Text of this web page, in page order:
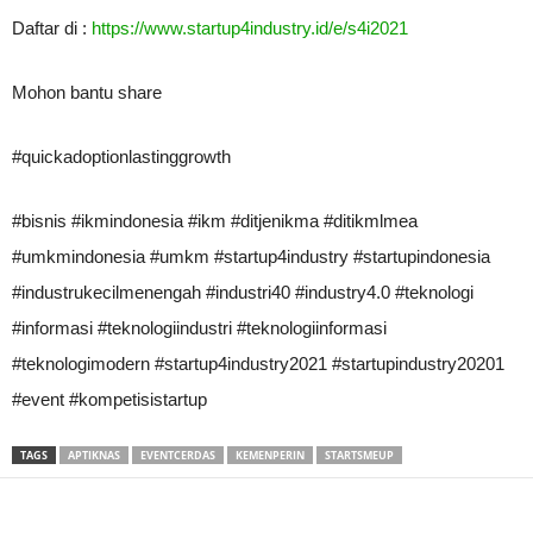
Daftar di : https://www.startup4industry.id/e/s4i2021
Mohon bantu share
#quickadoptionlastinggrowth
#bisnis #ikmindonesia #ikm #ditjenikma #ditikmlmea
#umkmindonesia #umkm #startup4industry #startupindonesia
#industrukecilmenengah #industri40 #industry4.0 #teknologi
#informasi #teknologiindustri #teknologiinformasi
#teknologimodern #startup4industry2021 #startupindustry20201
#event #kompetisistartup
TAGS APTIKNAS EVENTCERDAS KEMENPERIN STARTSMEUP